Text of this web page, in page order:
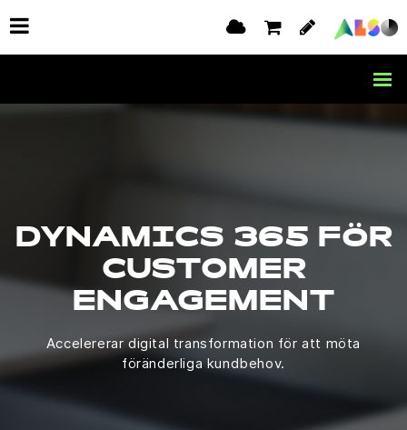
DYNAMICS 365 FÖR
CUSTOMER
ENGAGEMENT
Accelererar digital transformation för att möta
föränderliga kundbehov.